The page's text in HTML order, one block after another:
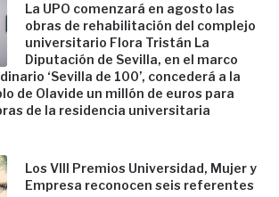
La UPO comenzará en agosto las
obras de rehabilitación del complejo
universitario Flora Tristán La
Diputación de Sevilla, en el marco
‘Sevilla de 100’, concederá a la
de Olavide un millón de euros para
de la residencia universitaria
Los VIII Premios Universidad, Mujer y
Empresa reconocen seis referentes